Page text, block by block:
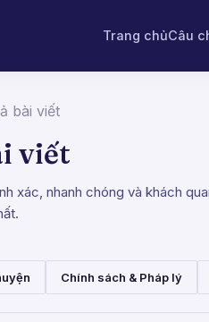
Trang chủCâu
bài viết
viết
xác, nhanh chóng và khách
Chính sách & Pháp lý